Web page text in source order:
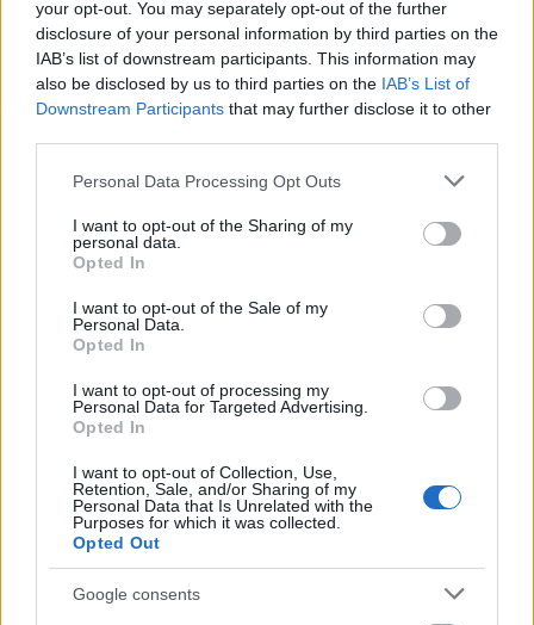
your opt-out. You may separately opt-out of the further
disclosure of your personal information by third parties on the
IAB’s list of downstream participants. This information may
also be disclosed by us to third parties on the IAB’s List of
Downstream Participants that may further disclose it to other
Please note that this website/app uses one or more Google
not limited to your visit or usage behaviour. You may click to
grant or deny consent to Google and its third-party tags to
use your data for below specified purposes in below Google
consent section.
Personal Data Processing Opt Outs
I want to opt-out of the Sharing of my
personal data.
Opted In
I want to opt-out of the Sale of my
Personal Data.
Opted In
I want to opt-out of processing my
Personal Data for Targeted Advertising.
Opted In
I want to opt-out of Collection, Use,
Retention, Sale, and/or Sharing of my
Personal Data that Is Unrelated with the
Purposes for which it was collected.
Opted Out
Google consents
Από πολιτικής άποψης, οι χαμηλότερες τιμές των
βενζινάδικων αποτελούν ανακούφιση για τον
Λευκό Οίκο και τον πρόεδρο των ΗΠΑ Ντόναλντ
Τραμπ, ο οποίος έχει επανειλημμένα δηλώσει ότι
οι τιμές θα μειωθούν μετά τον πόλεμο. Καθώς
πλησιάζουν οι ενδιάμεσες εκλογές, οι
φυσικού αερίου και τον ευρύτερο πληθωρισμό,
κατακρίνοντας για την ακρίβεια το
Ρεπουμπλικανικό κόμμα του Τραμπ.